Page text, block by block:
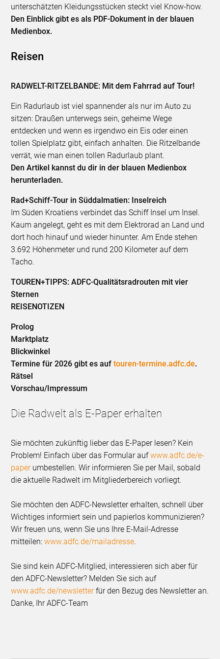
unterschätzten Kleidungsstücken steckt viel Know-how.
Den Einblick gibt es als PDF-Dokument in der blauen
Medienbox.
Reisen
RADWELT-RITZELBANDE: Mit dem Fahrrad auf Tour!
Ein Radurlaub ist viel spannender als nur im Auto zu
sitzen: Draußen unterwegs sein, geheime Wege
entdecken und wenn es irgendwo ein Eis oder einen
tollen Spielplatz gibt, einfach anhalten. Die Ritzelbande
verrät, wie man einen tollen Radurlaub plant.
Den Artikel kannst du dir in der blauen Medienbox
herunterladen.
Rad+Schiff-Tour in Süddalmatien: Inselreich
Im Süden Kroatiens verbindet das Schiff Insel um Insel.
Kaum angelegt, geht es mit dem Elektrorad an Land und
dort hoch hinauf und wieder hinunter. Am Ende stehen
3.692 Höhenmeter und rund 200 Kilometer auf dem
Tacho.
TOUREN+TIPPS: ADFC-Qualitätsradrouten mit vier
Sternen
REISENOTIZEN
Prolog
Marktplatz
Blickwinkel
Termine für 2026 gibt es auftouren-termine.adfc.de.
Rätsel
Vorschau/Impressum
Die Radwelt als E-Paper erhalten
Sie möchten zukünftig lieber das E-Paper lesen? Kein
Problem! Einfach über das Formular aufwww.adfc.de/e-
paperumbestellen. Wir informieren Sie per Mail, sobald
die aktuelle Radwelt im Mitgliederbereich vorliegt.
Sie möchten den ADFC-Newsletter erhalten, schnell über
Wichtiges informiert sein und papierlos kommunizieren?
Wir freuen uns, wenn Sie uns Ihre E-Mail-Adresse
mitteilen:www.adfc.de/mailadresse.
Sie sind kein ADFC-Mitglied, interessieren sich aber für
den ADFC-Newsletter? Melden Sie sich auf
www.adfc.de/newsletterfür den Bezug des Newsletter an.
Danke, Ihr ADFC-Team